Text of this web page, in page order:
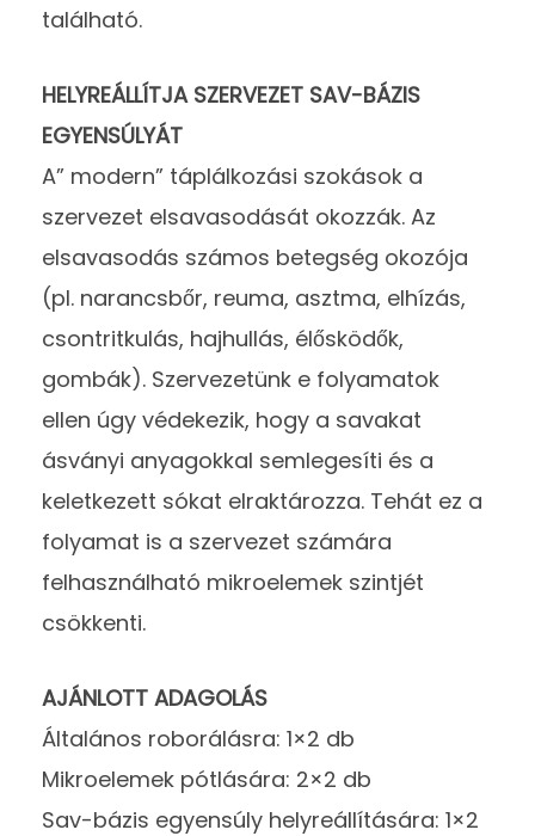
található.
HELYREÁLLÍTJA SZERVEZET SAV-BÁZIS
EGYENSÚLYÁT
A” modern” táplálkozási szokások a
szervezet elsavasodását okozzák. Az
elsavasodás számos betegség okozója
(pl. narancsbőr, reuma, asztma, elhízás,
csontritkulás, hajhullás, élősködők,
gombák). Szervezetünk e folyamatok
ellen úgy védekezik, hogy a savakat
ásványi anyagokkal semlegesíti és a
keletkezett sókat elraktározza. Tehát ez a
folyamat is a szervezet számára
felhasználható mikroelemek szintjét
csökkenti.
AJÁNLOTT ADAGOLÁS
Általános roborálásra: 1×2 db
Mikroelemek pótlására: 2×2 db
Sav-bázis egyensúly helyreállítására: 1×2